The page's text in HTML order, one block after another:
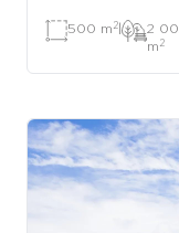
500 m 2|
2
m 2